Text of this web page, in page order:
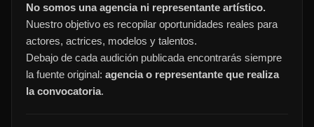
No somos una agencia ni representante artístico.
Nuestro objetivo es recopilar oportunidades reales para
actores, actrices, modelos y talentos.
Debajo de cada audición publicada encontrarás siempre
la fuente original: agencia o representante que realiza
la convocatoria.